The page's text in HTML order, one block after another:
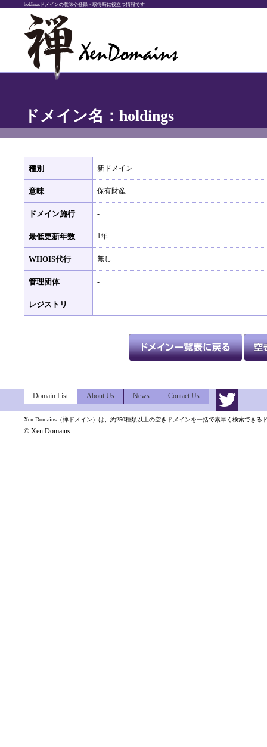
holdingsドメインの意味や登録・取得時に役立つ情報です
ドメイン名：holdings
種別 新ドメイン
意味 保有財産
ドメイン施行 -
最低更新年数 1年
WHOIS代行 無し
管理団体 -
レジストリ -
Domain List About Us News Contact Us
Xen Domains（禅ドメイン）は、約250種類以上の空きドメインを一括で素早く検索できる
© Xen Domains